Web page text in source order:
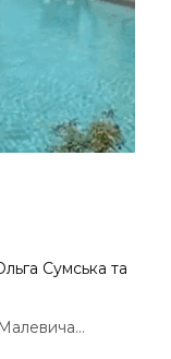
Сумська та
Малевича…